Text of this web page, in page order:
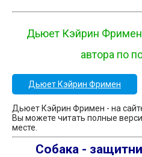
Дьюет Кэйрин Фримен
автора по
Дьюет Кэйрин Фримен
Дьюет Кэйрин Фримен - на
Вы можете читать полные
месте.
Собака -